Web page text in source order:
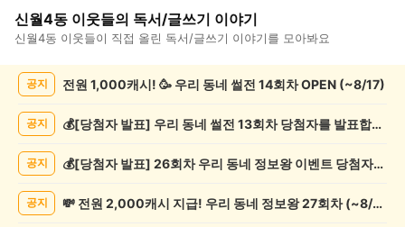
신월4동 이웃들의 독서/글쓰기 이야기
신월4동 이웃들이 직접 올린 독서/글쓰기 이야기를 모아봐요
서/
공지 전원 1,000캐시! 🥳 우리 동네 썰전 14회차 OPEN (~8/17)
공지 💰[당첨자 발표] 우리 동네 썰전 13회차 당첨자를 발표합니다!
공지 💰[당첨자 발표] 26회차 우리 동네 정보왕 이벤트 당첨자를 발표합니다!
공지 💸 전원 2,000캐시 지급! 우리 동네 정보왕 27회차 (~8/10)